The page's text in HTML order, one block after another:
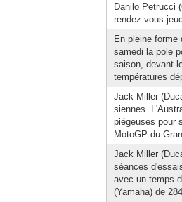
Danilo Petrucci
rendez-vous
En pleine
samedi la pole
saison, devant
températures
Jack Miller
siennes.
piégeuses pour
MotoGP du
Jack Miller
séances
avec un temps
(Yamaha) de